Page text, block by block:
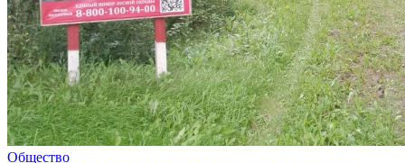
Общество